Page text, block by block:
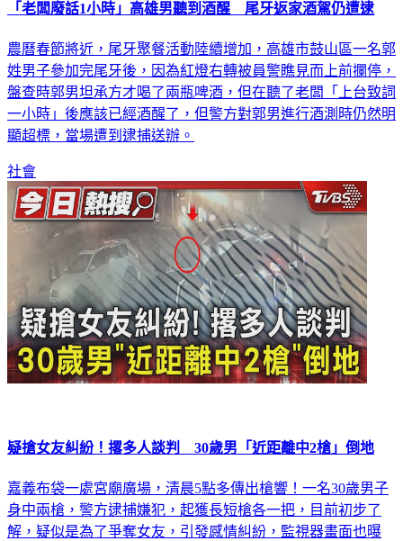
「老闆廢話1小時」高雄男聽到酒醒 尾牙返家酒駕仍遭逮
農曆春節將近，尾牙聚餐活動陸續增加，高雄市鼓山區一名郭
姓男子參加完尾牙後，因為紅燈右轉被員警瞧見而上前攔停，
盤查時郭男坦承方才喝了兩瓶啤酒，但在聽了老闆「上台致詞
一小時」後應該已經酒醒了，但警方對郭男進行酒測時仍然明
顯超標，當場遭到逮捕送辦。
社會
疑搶女友糾紛！撂多人談判 30歲男「近距離中2槍」倒地
嘉義布袋一處宮廟廣場，清晨5點多傳出槍響！一名30歲男子
身中兩槍，警方逮捕嫌犯，起獲長短槍各一把，目前初步了
解，疑似是為了爭奪女友，引發感情糾紛，監視器畫面也曝